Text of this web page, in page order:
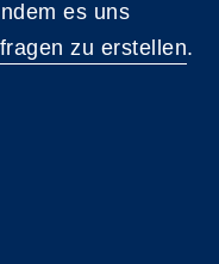
es uns
zu erstellen.